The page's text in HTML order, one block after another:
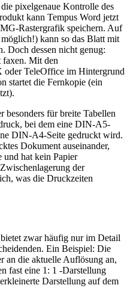
pixelgenaue Kontrolle des
kann Tempus Word jetzt
Rastergrafik speichern. Auf
kann so das Blatt mit
Doch dessen nicht genug:
faxen. Mit den
oder TeleOffice im Hintergrund
startet die Fernkopie (ein
besonders für breite Tabellen
bei dem eine DIN-A5-
DIN-A4-Seite gedruckt wird.
Dokument auseinander,
hat kein Papier
der
was die Druckzeiten
zwar häufig nur im Detail
Ein Beispiel: Die
an die aktuelle Auflösung an,
fast eine 1: 1 -Darstellung
Darstellung auf dem